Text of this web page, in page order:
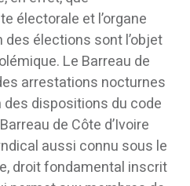
électorale et l’organe
des élections sont l’objet
Le Barreau de
arrestations nocturnes
dispositions du code
de Côte d’Ivoire
aussi connu sous le
droit fondamental inscrit